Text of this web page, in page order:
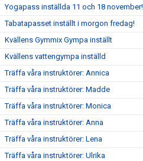
Yogapass inställda 11 och 18 november!
Tabatapasset inställt i morgon fredag!
Kvällens Gymmix Gympa inställt
Kvällens vattengympa inställd
Träffa våra instruktörer: Annica
Träffa våra instruktörer: Madde
Träffa våra instruktörer: Monica
Träffa våra instruktörer: Anna
Träffa våra instruktörer: Lena
Träffa våra instruktörer: Ulrika